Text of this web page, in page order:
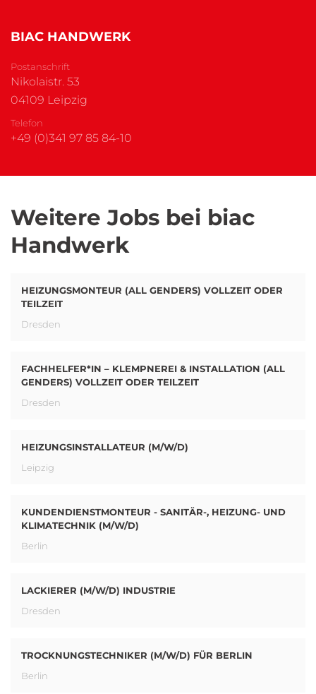
BIAC HANDWERK
Postanschrift
Nikolaistr. 53
04109 Leipzig
Telefon
+49 (0)341 97 85 84-10
Weitere Jobs bei biac
Handwerk
HEIZUNGSMONTEUR (ALL GENDERS) VOLLZEIT ODER
TEILZEIT
Dresden
FACHHELFER*IN – KLEMPNEREI & INSTALLATION (ALL
GENDERS) VOLLZEIT ODER TEILZEIT
Dresden
HEIZUNGSINSTALLATEUR (M/W/D)
Leipzig
KUNDENDIENSTMONTEUR - SANITÄR-, HEIZUNG- UND
KLIMATECHNIK (M/W/D)
Berlin
LACKIERER (M/W/D) INDUSTRIE
Dresden
TROCKNUNGSTECHNIKER (M/W/D) FÜR BERLIN
Berlin